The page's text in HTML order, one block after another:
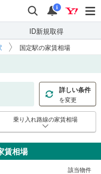
検索 通知
i
ID新規取得
国定駅の家賃相場
詳しい条件
を変更
乗り入れ路線の家賃相場
賃相場
該当物件